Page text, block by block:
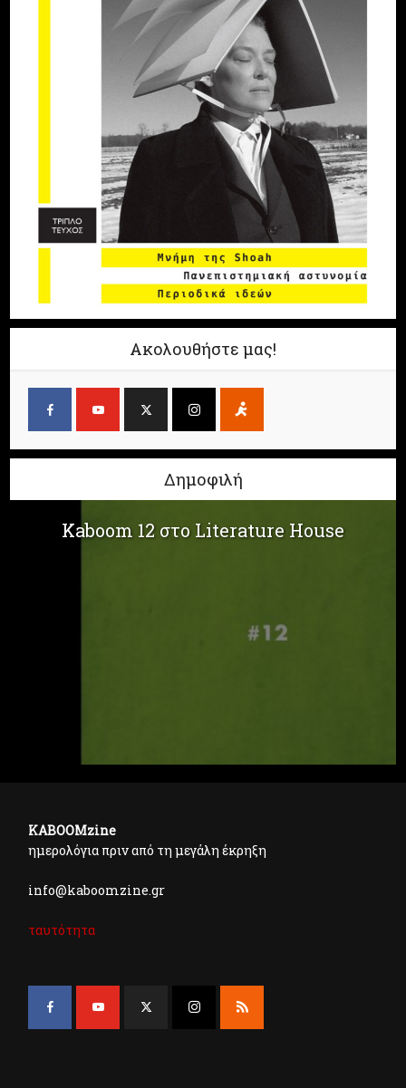
Ακολουθήστε μας!
Δημοφιλή
Kaboom 12 στο Literature House
KABOOMzine
ημερολόγια πριν από τη μεγάλη έκρηξη
info@kaboomzine.gr
ταυτότητα